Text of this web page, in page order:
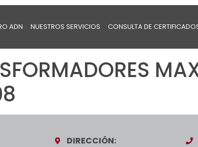
ADN NUESTROS SERVICIOS CONSULTA DE
DIRECCIÓN: